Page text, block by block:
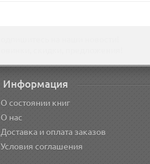
Информация
О состоянии книг
О нас
Доставка и оплата заказов
Условия соглашения